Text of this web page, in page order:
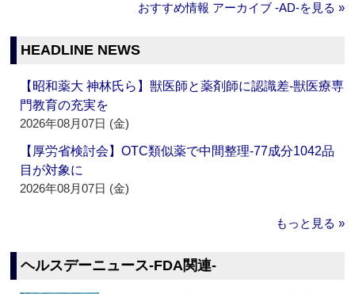
おすすめ情報 アーカイブ ‐AD‐を見る »
HEADLINE NEWS
【昭和薬大 神林氏ら】獣医師と薬剤師に認識差‐獣医療専
門教育の充実を
2026年08月07日 (金)
【厚労省検討会】OTC類似薬で中間整理‐77成分1042品
目が対象に
2026年08月07日 (金)
もっと見る »
ヘルスデーニュース‐FDA関連‐